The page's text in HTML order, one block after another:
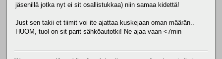
jäsenillä jotka nyt ei sit osallistukkaa) niin samaa kidettä!
Just sen takii et tiimit voi ite ajattaa kuskejaan oman määrän..
HUOM, tuol on sit parit sähköautotki! Ne ajaa vaan <7min